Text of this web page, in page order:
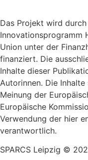
Das Projekt wird
Innovationsprogramm
Union unter der
finanziert. Die
Inhalte dieser
Autorinnen. Die
Meinung der
Europäische
Verwendung der hier
verantwortlich.
SPARCS Leipzig ©